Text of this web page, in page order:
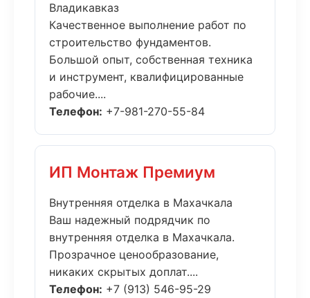
Владикавказ
Качественное выполнение работ по
строительство фундаментов.
Большой опыт, собственная техника
и инструмент, квалифицированные
рабочие....
Телефон: +7-981-270-55-84
ИП Монтаж Премиум
Внутренняя отделка в Махачкала
Ваш надежный подрядчик по
внутренняя отделка в Махачкала.
Прозрачное ценообразование,
никаких скрытых доплат....
Телефон: +7 (913) 546-95-29